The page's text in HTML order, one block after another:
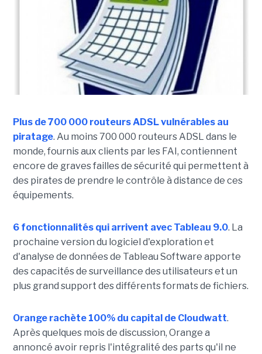
Plus de 700 000 routeurs ADSL vulnérables au
piratage. Au moins 700 000 routeurs ADSL dans le
monde, fournis aux clients par les FAI, contiennent
encore de graves failles de sécurité qui permettent à
des pirates de prendre le contrôle à distance de ces
équipements.
6 fonctionnalités qui arrivent avec Tableau 9.0. La
prochaine version du logiciel d'exploration et
d'analyse de données de Tableau Software apporte
des capacités de surveillance des utilisateurs et un
plus grand support des différents formats de fichiers.
Orange rachète 100% du capital de Cloudwatt.
Après quelques mois de discussion, Orange a
annoncé avoir repris l'intégralité des parts qu'il ne